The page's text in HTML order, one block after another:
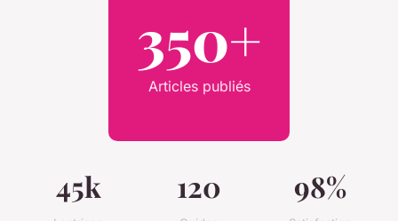
350+
Articles publiés
45k 120 98%